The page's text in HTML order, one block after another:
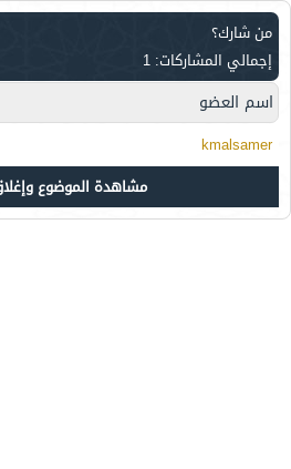
من شارك؟
إجمالي المشاركات: 1
اسم العضو
kmalsamer
مشاهدة الموضوع